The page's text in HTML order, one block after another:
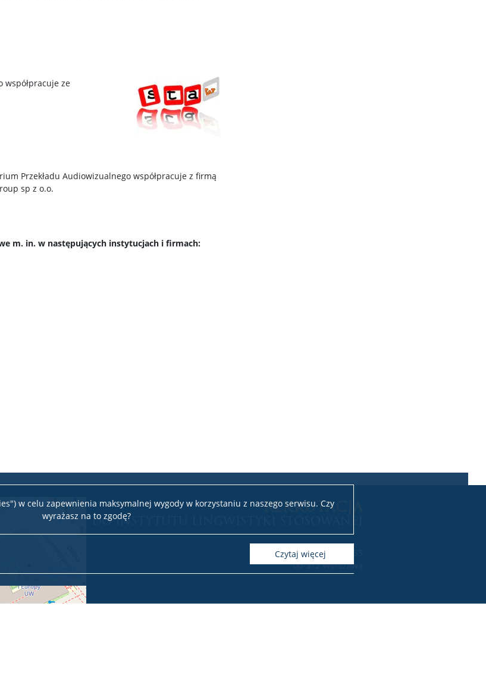
w celu zapewnienia maksymalnej wygody w korzystaniu z naszego serwisu. Czy
wyrażasz na to zgodę?
czytaj więcej
współpracuje ze
Przekładu Audiowizualnego współpracuje z firmą
sp z o.o.
m. in. w następujących instytucjach i firmach:
REKRUTACJA
DO INSTYTUTU LINGWISTYKI STOSOWANEJ
ul. Dobra 55
00-312 Warszawa